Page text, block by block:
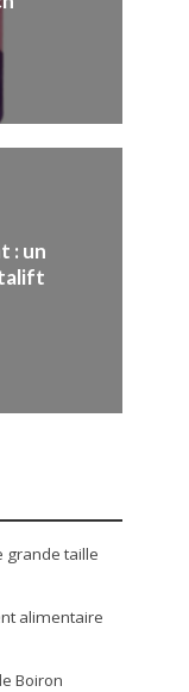
: un
grande taille
alimentaire
Boiron